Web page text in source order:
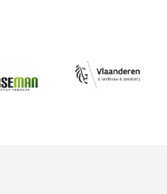
Afbeelding